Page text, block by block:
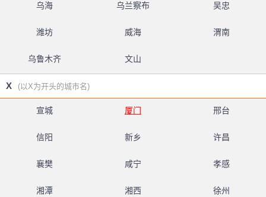
乌海 乌兰察布 吴忠
潍坊 威海 渭南
乌鲁木齐 文山
X (以X为开头的城市名)
宣城 厦门 邢台
信阳 新乡 许昌
襄樊 咸宁 孝感
湘潭 湘西 徐州